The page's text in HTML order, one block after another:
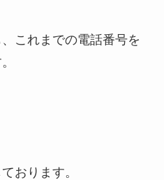
これまでの電話番号を
おります。